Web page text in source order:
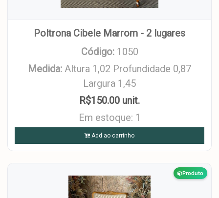
Poltrona Cibele Marrom - 2 lugares
Código: 1050
Medida: Altura 1,02 Profundidade 0,87
Largura 1,45
R$150.00 unit.
Em estoque: 1
Add ao carrinho
Produto